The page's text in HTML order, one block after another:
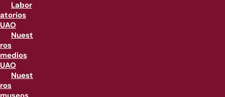
Labor
atorios
UAO
Nuest
ros
medios
UAO
Nuest
ros